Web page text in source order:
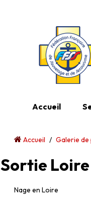
Accueil
Accueil / Galerie
Sortie
Nage en Loire